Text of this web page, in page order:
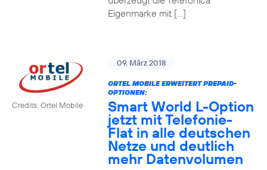
Eigenmarke mit […]
Credits: Ortel Mobile
09. März 2018
ORTEL MOBILE ERWEITERT PREPAID-
OPTIONEN:
Smart World L-Option
jetzt mit Telefonie-
Flat in alle deutschen
Netze und deutlich
mehr Datenvolumen